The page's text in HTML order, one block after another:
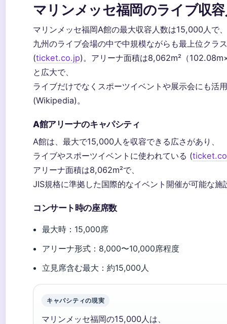
マリンメッセ福岡のライブ収
マリンメッセ福岡A館の最大収容人数は15,000人で、
九州のライブ会場の中で中規模ながらも最上位クラ
(ticket.co.jp)。アリーナ面積は8,062m²（
と広大で、
ライブだけでなくスポーツイベントや展示会にも活
(Wikipedia)。
A館アリーナのキャパシティ
A館は、最大で15,000人を収容できる広さがあり、
ライブやスポーツイベントに使われている (
アリーナ面積は8,062m²で、
JIS規格に準拠した国際的なイベント開催が可能な施
コンサート時の座席数
最大時：15,000席
アリーナ形式：8,000〜10,000席程度
立見席含む最大：約15,000人
キャパシティの現実
マリンメッセ福岡の15,000人は、